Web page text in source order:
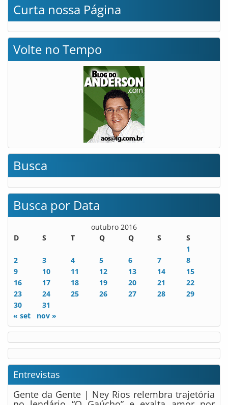
Curta nossa Página
Volte no Tempo
Busca
Busca por Data
outubro 2016
D
S T Q Q S
S
1
2
3 4 5 6 7
8
9
10 11 12 13 14
15
16
17 18 19 20 21
22
23
24 25 26 27 28
29
30
31
« set
nov »
Entrevistas
Gente da Gente | Ney Rios relembra trajetória